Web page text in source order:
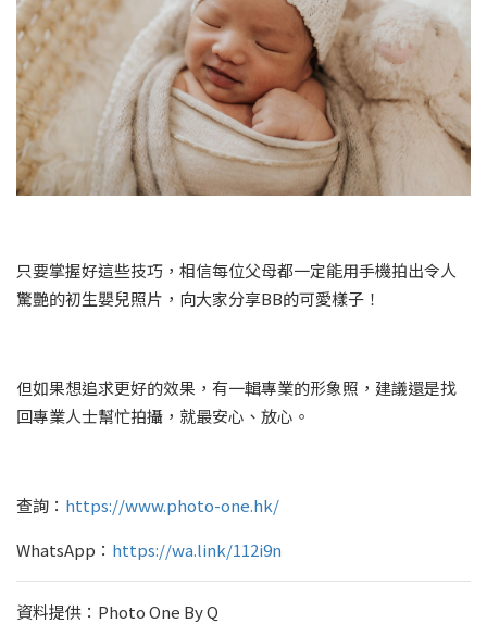
只要掌握好這些技巧，相信每位父母都一定能用手機拍出令人
驚艷的初生嬰兒照片，向大家分享BB的可愛樣子！
但如果想追求更好的效果，有一輯專業的形象照，建議還是找
回專業人士幫忙拍攝，就最安心、放心。
查詢： https://www.photo-one.hk/
WhatsApp： https://wa.link/112i9n
資料提供：Photo One By Q